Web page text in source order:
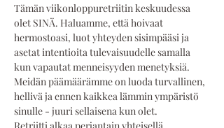
Tämän viikonloppuretriitin keskuudessa
olet SINÄ. Haluamme, että hoivaat
hermostoasi, luot yhteyden sisimpääsi ja
asetat intentioita tulevaisuudelle samalla
kun vapautat menneisyyden menetyksiä.
Meidän päämäärämme on luoda turvallinen,
hellivä ja ennen kaikkea lämmin ympäristö
sinulle - juuri sellaisena kun olet.
Retriitti alkaa perjantain yhteisellä